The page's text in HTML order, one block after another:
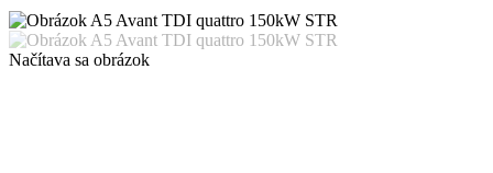
Načítava sa obrázok